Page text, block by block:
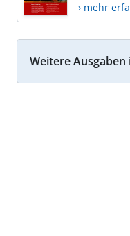
› mehr
Weitere